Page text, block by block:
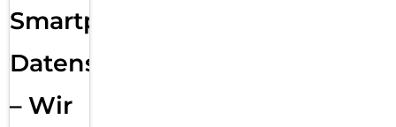
Smartphone
Datensicherung
– Wir